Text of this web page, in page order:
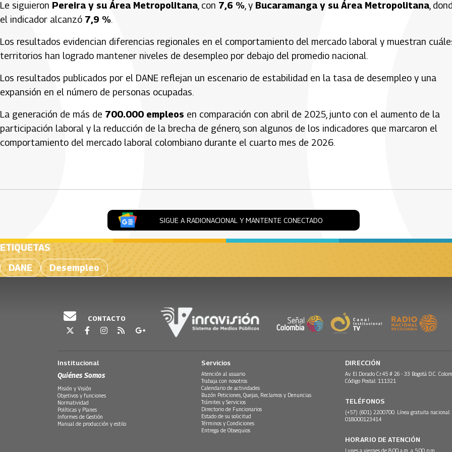
Le siguieron Pereira y su Área Metropolitana , con 7,6 % , y Bucaramanga y su Área Metropolitana ,
el indicador alcanzó 7,9 %.
Los resultados evidencian diferencias regionales en el comportamiento del mercado laboral y muestran
territorios han logrado mantener niveles de desempleo por debajo del promedio nacional.
Los resultados publicados por el DANE reflejan un escenario de estabilidad en la tasa de desempleo y una
expansión en el número de personas ocupadas.
La generación de más de 700.000 empleos en comparación con abril de 2025, junto con el aumento de la
participación laboral y la reducción de la brecha de género, son algunos de los indicadores que marcaron el
comportamiento del mercado laboral colombiano durante el cuarto mes de 2026.
SIGUE A RADIONACIONAL Y MANTENTE CONECTADO
ETIQUETAS
DANE
Desempleo
CONTACTO
Institucional
Quiénes Somos
Misión y Visión
Objetivos y funciones
Normatividad
Políticas y Planes
Informes de Gestión
Manual de producción y estilo
Servicios
Atención al usuario
Trabaja con nosotros
Calendario de actividades
Buzón Peticiones, Quejas, Reclamos y Denuncias
Trámites y Servicios
Directorio de Funcionarios
Estado de su solicitud
Términos y Condiciones
Entrega de Obsequios
DIRECCIÓN
Av. El Dorado Cr.45 # 26 - 33 Bogotá D.C.
Código Postal: 111321
TELÉFONOS
(+57) (601) 2200700. Línea gratuita nacional:
018000123414
HORARIO DE ATENCIÓN
Lunes a viernes de 8:00 a.m. a 5:00 p.m.